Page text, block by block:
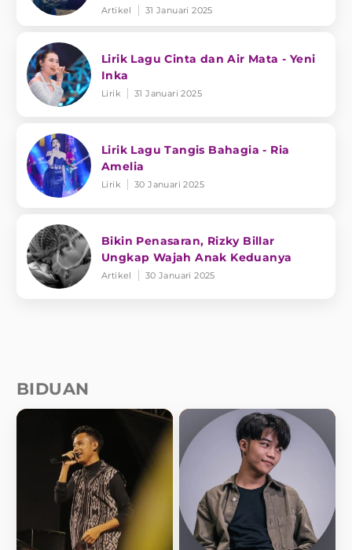
Artikel 31 Januari 2025
Lirik Lagu Cinta dan Air Mata - Yeni
Inka
Lirik 31 Januari 2025
Lirik Lagu Tangis Bahagia - Ria
Amelia
Lirik 30 Januari 2025
Bikin Penasaran, Rizky Billar
Ungkap Wajah Anak Keduanya
Artikel 30 Januari 2025
BIDUAN